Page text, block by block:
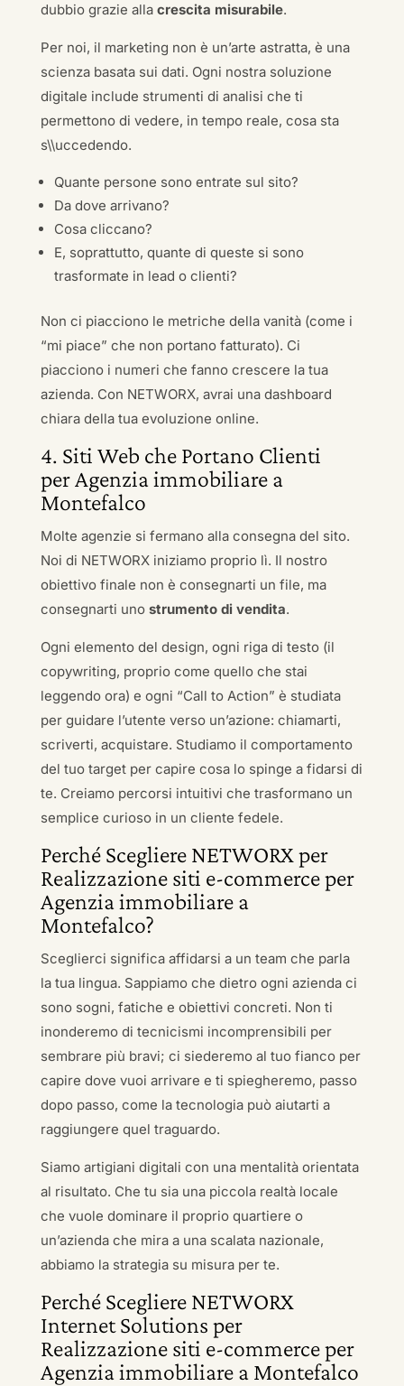
dubbio grazie alla crescita misurabile.
Per noi, il marketing non è un’arte astratta, è una
scienza basata sui dati. Ogni nostra soluzione
digitale include strumenti di analisi che ti
permettono di vedere, in tempo reale, cosa sta
s\\uccedendo.
Quante persone sono entrate sul sito?
Da dove arrivano?
Cosa cliccano?
E, soprattutto, quante di queste si sono
trasformate in lead o clienti?
Non ci piacciono le metriche della vanità (come i
“mi piace” che non portano fatturato). Ci
piacciono i numeri che fanno crescere la tua
azienda. Con NETWORX, avrai una dashboard
chiara della tua evoluzione online.
4. Siti Web che Portano Clienti
per Agenzia immobiliare a
Montefalco
Molte agenzie si fermano alla consegna del sito.
Noi di NETWORX iniziamo proprio lì. Il nostro
obiettivo finale non è consegnarti un file, ma
consegnarti uno strumento di vendita.
Ogni elemento del design, ogni riga di testo (il
copywriting, proprio come quello che stai
leggendo ora) e ogni “Call to Action” è studiata
per guidare l’utente verso un’azione: chiamarti,
scriverti, acquistare. Studiamo il comportamento
del tuo target per capire cosa lo spinge a fidarsi di
te. Creiamo percorsi intuitivi che trasformano un
semplice curioso in un cliente fedele.
Perché Scegliere NETWORX per
Realizzazione siti e-commerce per
Agenzia immobiliare a
Montefalco?
Sceglierci significa affidarsi a un team che parla
la tua lingua. Sappiamo che dietro ogni azienda ci
sono sogni, fatiche e obiettivi concreti. Non ti
inonderemo di tecnicismi incomprensibili per
sembrare più bravi; ci siederemo al tuo fianco per
capire dove vuoi arrivare e ti spiegheremo, passo
dopo passo, come la tecnologia può aiutarti a
raggiungere quel traguardo.
Siamo artigiani digitali con una mentalità orientata
al risultato. Che tu sia una piccola realtà locale
che vuole dominare il proprio quartiere o
un’azienda che mira a una scalata nazionale,
abbiamo la strategia su misura per te.
Perché Scegliere NETWORX
Internet Solutions per
Realizzazione siti e-commerce per
Agenzia immobiliare a Montefalco